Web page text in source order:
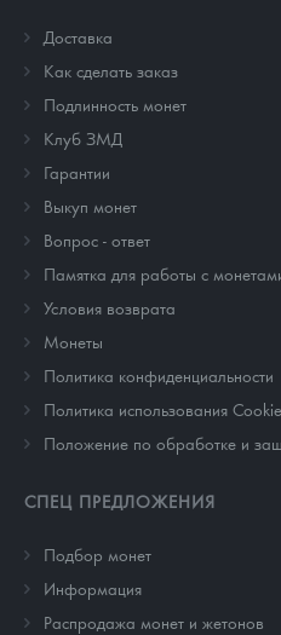
Доставка
Как сделать заказ
Подлинность монет
Клуб ЗМД
Гарантии
Выкуп монет
Вопрос - ответ
Памятка для работы с
Условия возврата
Монеты
Политика конфиденциальности
Политика использования
Положение по обработке и
СПЕЦ ПРЕДЛОЖЕНИЯ
Подбор монет
Информация
Распродажа монет и жетонов